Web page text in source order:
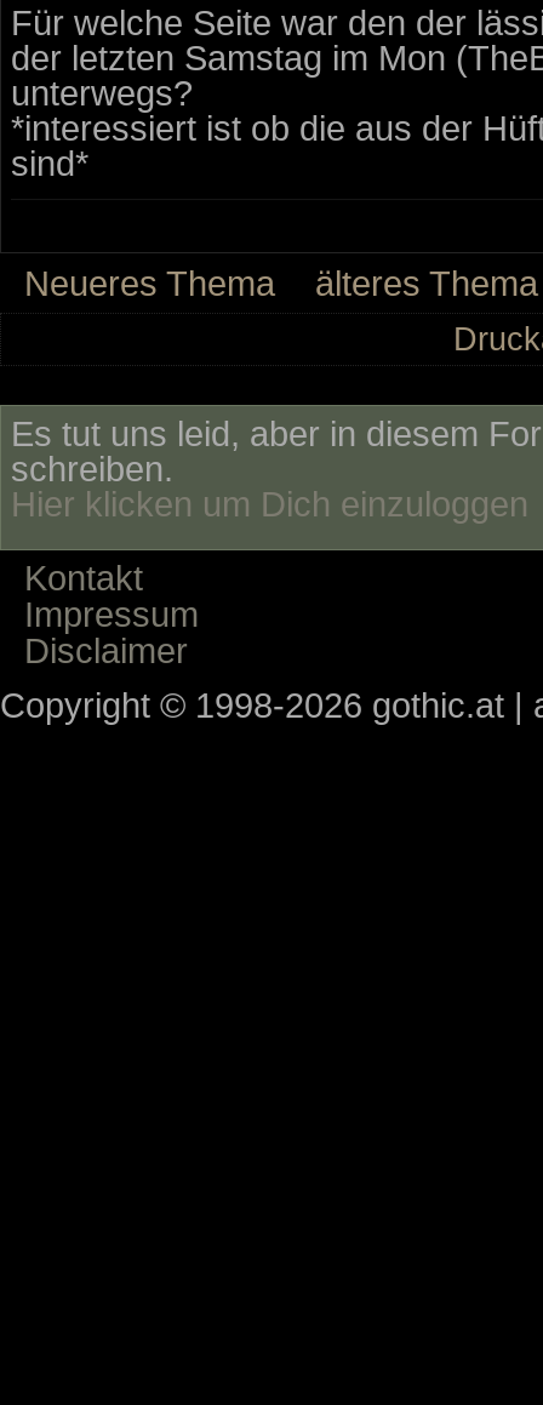
Für welche Seite war den der
der letzten Samstag im Mon
unterwegs?
*interessiert ist ob die aus der
sind*
Neueres Thema älteres Thema
Es tut uns leid, aber in diesem
schreiben.
Hier klicken um Dich einzuloggen
Kontakt
Impressum
Disclaimer
Copyright © 1998-2026 gothic.at |